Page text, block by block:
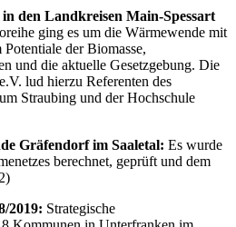
den Landkreisen Main-Spessart
ging es um die Wärmewende mit
der Biomasse,
und die aktuelle Gesetzgebung. Die
lud hierzu Referenten des
Straubing und der Hochschule
Gräfendorf im Saaletal: Es wurde
berechnet, geprüft und dem
2019: Strategische